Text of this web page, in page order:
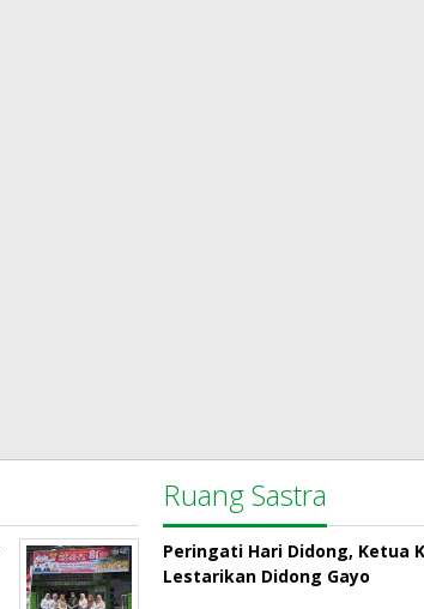
Ruang Sastra
Peringati Hari Didong, Ketua
Lestarikan Didong Gayo